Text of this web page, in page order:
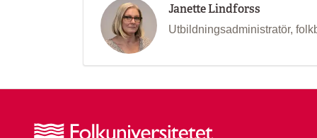
Janette Lindforss
Utbildningsadministratör,